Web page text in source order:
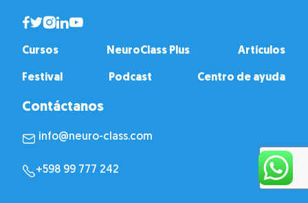
Cursos NeuroClass Plus Artículos
Festival Podcast Centro de ayuda
Contáctanos
info@neuro-class.com
+598 99 777 242